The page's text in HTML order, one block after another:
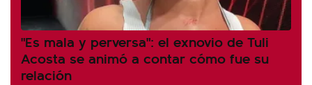
"Es mala y perversa": el exnovio de Tuli
Acosta se animó a contar cómo fue su
relación